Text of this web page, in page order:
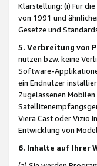
Klarstellung: (i) Für
von 1991 und
Gesetze und
5. Verbreitung von
nutzen bzw. keine
Software-
ein Endnutzer
Zugelassenen
Viera Cast oder Vizio
Entwicklung von
6. Inhalte auf Ihrer